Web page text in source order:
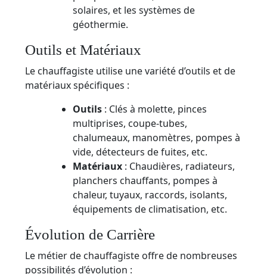
solaires, et les systèmes de
géothermie.
Outils et Matériaux
Le chauffagiste utilise une variété d’outils et de
matériaux spécifiques :
Outils : Clés à molette, pinces
multiprises, coupe-tubes,
chalumeaux, manomètres, pompes à
vide, détecteurs de fuites, etc.
Matériaux : Chaudières, radiateurs,
planchers chauffants, pompes à
chaleur, tuyaux, raccords, isolants,
équipements de climatisation, etc.
Évolution de Carrière
Le métier de chauffagiste offre de nombreuses
possibilités d’évolution :